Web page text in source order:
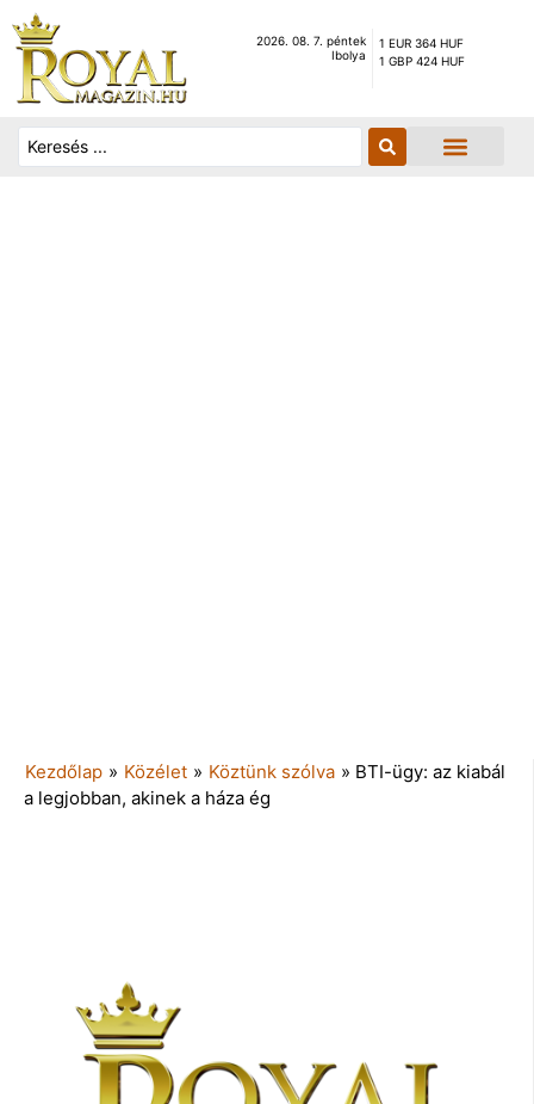
2026. 08. 7. péntek
Ibolya
1 EUR 364 HUF
1 GBP 424 HUF
Kezdőlap » Közélet » Köztünk szólva » BTI-ügy: az kiabál
a legjobban, akinek a háza ég